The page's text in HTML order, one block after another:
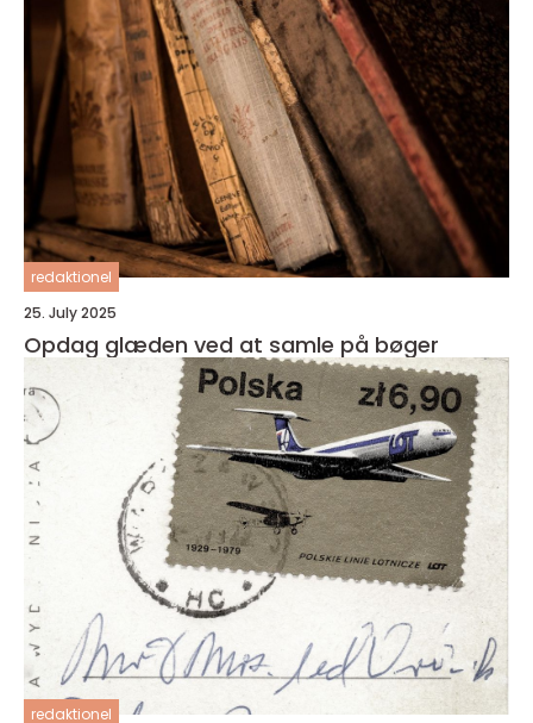
redaktionel
25. July 2025
Opdag glæden ved at samle på bøger
redaktionel